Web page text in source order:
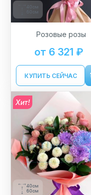
40см
60см
Розовые розы
от 6 321 ₽
КУПИТЬ СЕЙЧАС
Хит!
40см
60см